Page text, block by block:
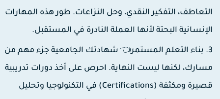
التفكير النقدي، وحل النزاعات. طور هذه المهارات
البحتة لأنها العملة النادرة في المستقبل.
بناء التعلم المستمر👈 شهادتك الجامعية جزء مهم من
لكنها ليست النهاية. احرص على أخذ دورات تدريبية
قصيرة ومكثفة (Certifications) في التكنولوجيا وتحليل